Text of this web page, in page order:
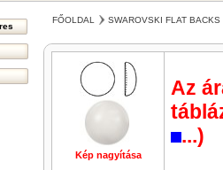
FŐOLDAL SWAROVSKI FLAT BACKS
Kép nagyítása
Az
...)